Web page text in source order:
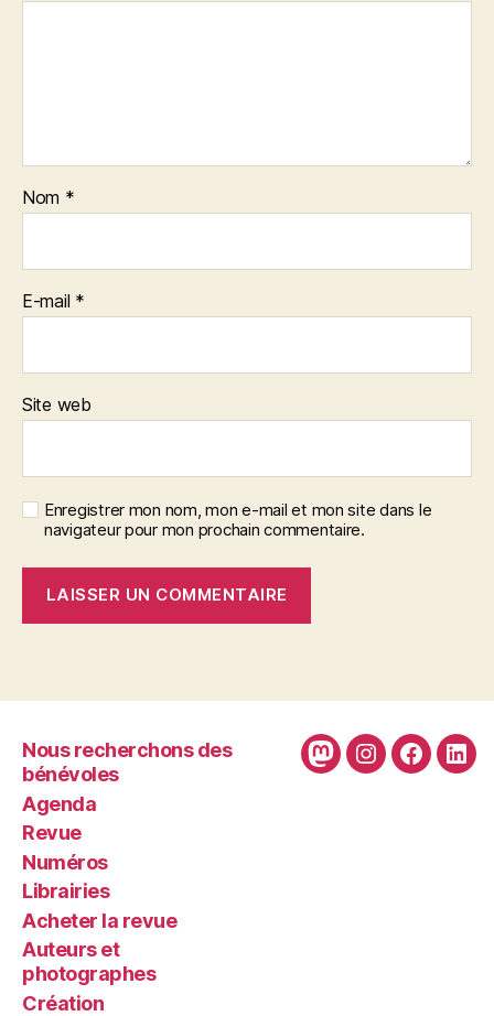
Nom *
E-mail *
Site web
Enregistrer mon nom, mon e-mail et mon site dans le
navigateur pour mon prochain commentaire.
Nous recherchons des
bénévoles
Agenda
Revue
Numéros
Librairies
Acheter la revue
Auteurs et
photographes
Création
MastodonInstagram